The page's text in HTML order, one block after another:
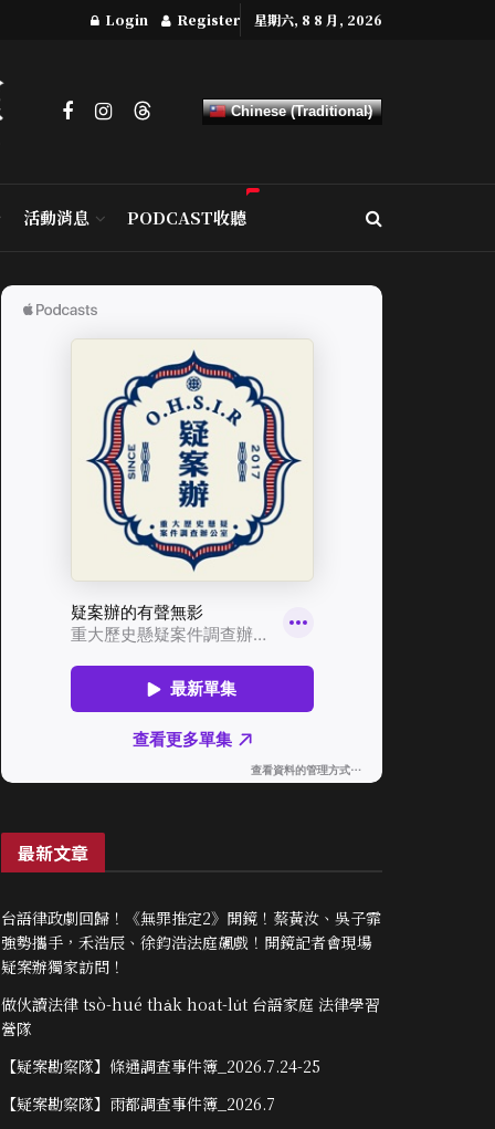
Login Register 星期六, 8 8 月, 2026
Chinese (Traditional)
活動消息 PODCAST收聽
最新文章
台語律政劇回歸！《無罪推定2》開鏡！蔡黃汝、吳子霏
強勢攜手，禾浩辰、徐鈞浩法庭飆戲！開鏡記者會現場
疑案辦獨家訪問！
做伙讀法律 tsò-hué tha̍k hoat-lu̍t 台語家庭 法律學習
營隊
【疑案勘察隊】條通調查事件簿_2026.7.24-25
【疑案勘察隊】雨都調查事件簿_2026.7